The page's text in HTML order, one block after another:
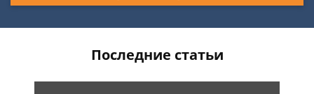
Последние статьи